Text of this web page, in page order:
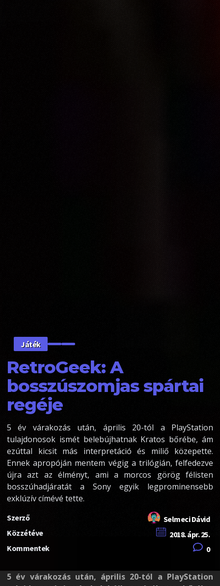
Játék
RetroGeek: A
bosszúszomjas spártai
regéje
5 év várakozás után, április 20-tól a PlayStation
tulajdonosok ismét belebújhatnak Kratos bőrébe, ám
ezúttal kicsit más interpretáció és miliő közepette.
Ennek apropóján mentem végig a trilógián, felfedezve
újra azt az élményt, ami a morcos görög félisten
bosszúhadjáratát a Sony egyik legprominensebb
exklúzív címévé tette.
Szerző
Selmeci Dávid
Közzétéve
2018. ápr. 25.
Kommentek
0
5 év várakozás után, április 20-tól a PlayStation